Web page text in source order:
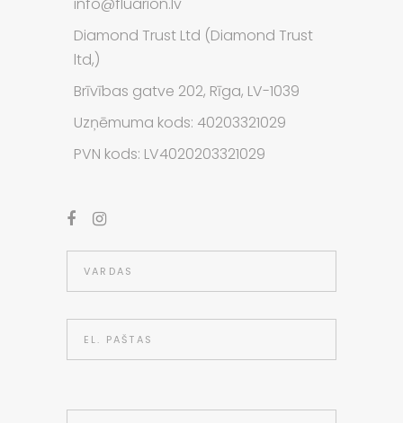
Diamond Trust Ltd (Diamond Trust
ltd,)
Brīvības gatve 202, Rīga, LV-1039
Uzņēmuma kods: 40203321029
PVN kods: LV4020203321029